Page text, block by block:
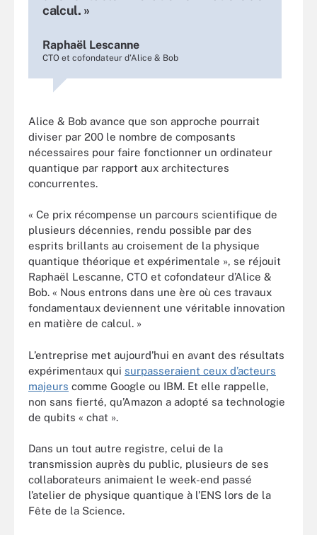
calcul. »
Raphaël Lescanne
CTO et cofondateur d’Alice & Bob
Alice & Bob avance que son approche pourrait
diviser par 200 le nombre de composants
nécessaires pour faire fonctionner un ordinateur
quantique par rapport aux architectures
concurrentes.
« Ce prix récompense un parcours scientifique de
plusieurs décennies, rendu possible par des
esprits brillants au croisement de la physique
quantique théorique et expérimentale », se réjouit
Raphaël Lescanne, CTO et cofondateur d’Alice &
Bob. « Nous entrons dans une ère où ces travaux
fondamentaux deviennent une véritable innovation
en matière de calcul. »
L’entreprise met aujourd’hui en avant des résultats
expérimentaux qui surpasseraient ceux d’acteurs
majeurs comme Google ou IBM. Et elle rappelle,
non sans fierté, qu’Amazon a adopté sa technologie
de qubits « chat ».
Dans un tout autre registre, celui de la
transmission auprès du public, plusieurs de ses
collaborateurs animaient le week-end passé
l’atelier de physique quantique à l’ENS lors de la
Fête de la Science.